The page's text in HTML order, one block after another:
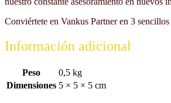
Conviértete en Vankus Partner en 3
Información adicional
Peso
0,5 kg
Dimensiones 5 × 5 × 5 cm